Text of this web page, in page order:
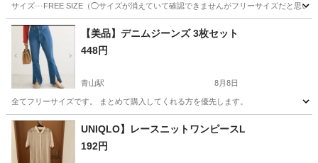
サイズ···FREE SIZE（◯サイズが消えていて確認できませんがフリーサイズだと思
新潟 新潟市 青山駅 シャツ
【美品】デニムジーンズ 3枚セット
448円
青山駅 8月8日
全てフリーサイズです。 まとめて購入してくれる方を優先します。
新潟 新潟市 ジーンズ
UNIQLO】レースニットワンピースL
192円